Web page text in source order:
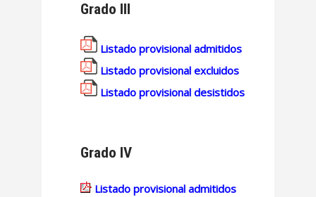
Grado III
Listado provisional admitidos
Listado provisional excluidos
Listado provisional desistidos
Grado IV
Listado provisional admitidos